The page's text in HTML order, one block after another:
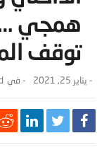
همجي
توقف
- يناير 25, 2021 - ‎في